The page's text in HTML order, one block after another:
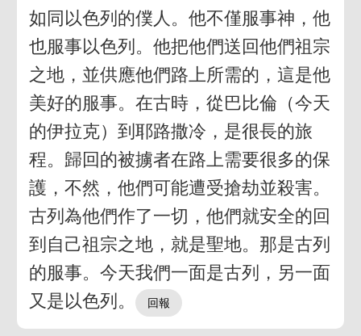
如同以色列的僕人。他不僅服事神，他
也服事以色列。他把他們送回他們祖宗
之地，並供應他們路上所需的，這是他
美好的服事。在古時，從巴比倫（今天
的伊拉克）到耶路撒冷，是很長的旅
程。歸回的被擄者在路上需要很多的保
護，不然，他們可能遭受搶劫並殺害。
古列為他們作了一切，他們就安全的回
到自己祖宗之地，就是聖地。那是古列
的服事。今天我們一面是古列，另一面
又是以色列。